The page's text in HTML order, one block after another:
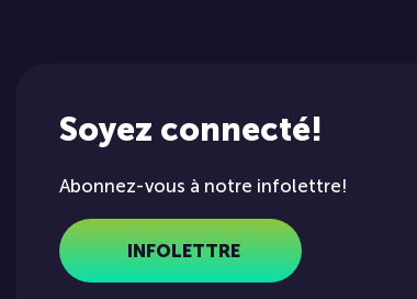
Soyez connecté!
Abonnez-vous à notre infolettre!
INFOLETTRE